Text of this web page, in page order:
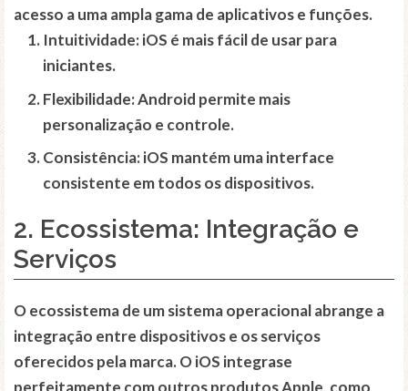
acesso a uma ampla gama de aplicativos e funções.
Intuitividade:iOS é mais fácil de usar para
iniciantes.
Flexibilidade:Android permite mais
personalização e controle.
Consistência:iOS mantém uma interface
consistente em todos os dispositivos.
2. Ecossistema: Integração e
Serviços
O ecossistema de um sistema operacional abrange a
integração entre dispositivos e os serviços
oferecidos pela marca. O iOS integrase
perfeitamente com outros produtos Apple, como